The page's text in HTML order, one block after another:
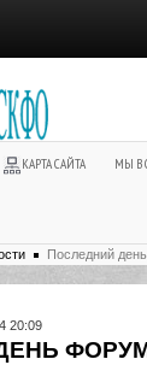
КАРТА САЙТА МЫ В
Последний
20:09